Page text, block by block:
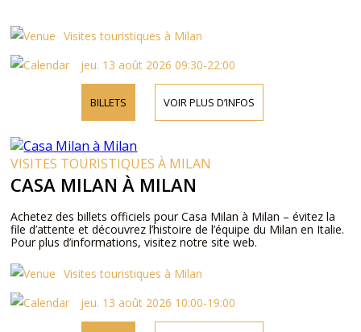
Visites touristiques à Milan
jeu. 13 août 2026 09:30-22:00
BILLETS VOIR PLUS D’INFOS
VISITES TOURISTIQUES À MILAN
CASA MILAN À MILAN
Achetez des billets officiels pour Casa Milan à Milan – évitez la
file d’attente et découvrez l’histoire de l’équipe du Milan en Italie.
Pour plus d’informations, visitez notre site web.
Visites touristiques à Milan
jeu. 13 août 2026 10:00-19:00